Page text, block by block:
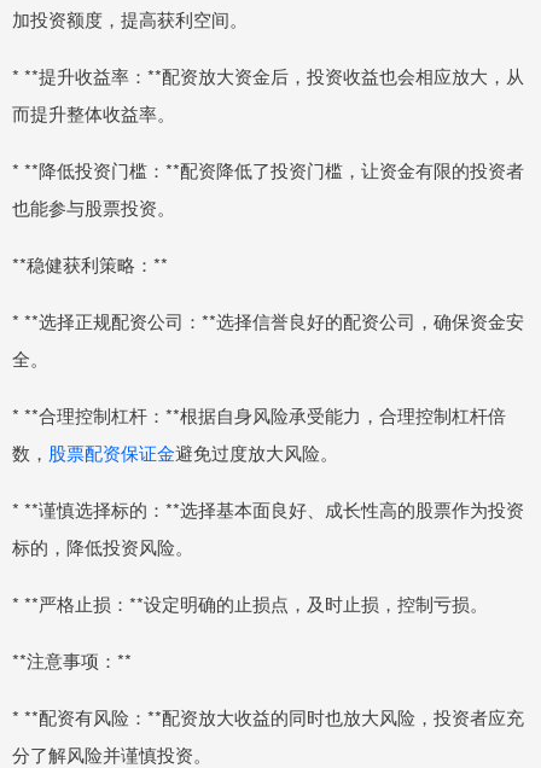
加投资额度，提高获利空间。
* **提升收益率：**配资放大资金后，投资收益也会相应放大，从
而提升整体收益率。
* **降低投资门槛：**配资降低了投资门槛，让资金有限的投资者
也能参与股票投资。
**稳健获利策略：**
* **选择正规配资公司：**选择信誉良好的配资公司，确保资金安
全。
* **合理控制杠杆：**根据自身风险承受能力，合理控制杠杆倍
数， 股票配资保证金避免过度放大风险。
* **谨慎选择标的：**选择基本面良好、成长性高的股票作为投资
标的，降低投资风险。
* **严格止损：**设定明确的止损点，及时止损，控制亏损。
**注意事项：**
* **配资有风险：**配资放大收益的同时也放大风险，投资者应充
分了解风险并谨慎投资。